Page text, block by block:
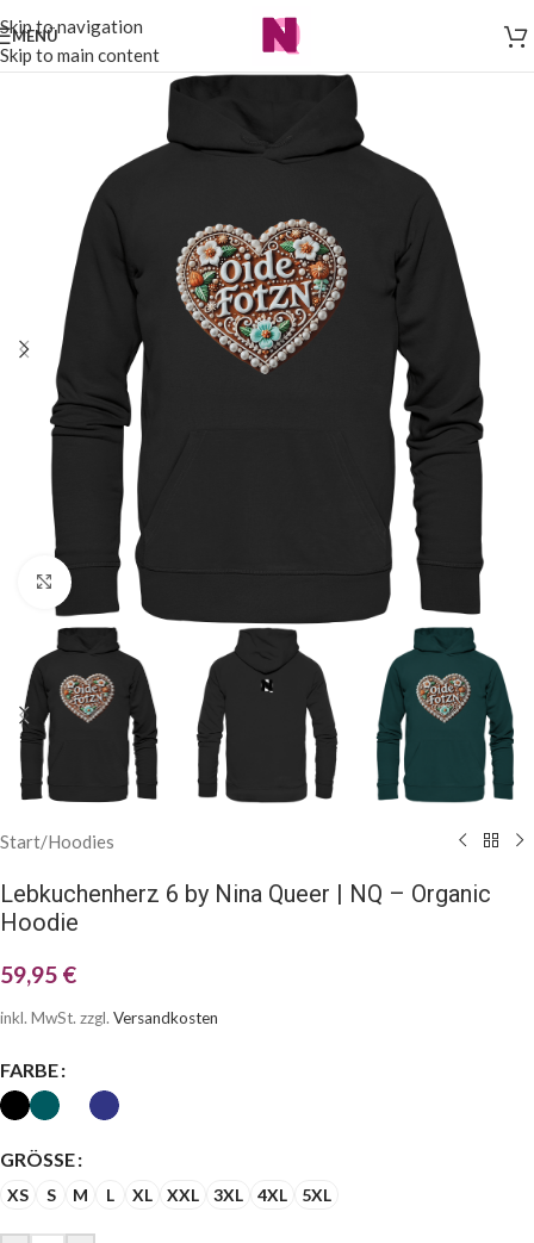
Skip to navigation
Skip to main content
MENÜ
Klick zum Vergrößern
Start/Hoodies
Lebkuchenherz 6 by Nina Queer | NQ – Organic
Hoodie
59,95 €
inkl. MwSt. zzgl. Versandkosten
FARBE
GRÖSSE
XS S M L XL XXL 3XL 4XL 5XL